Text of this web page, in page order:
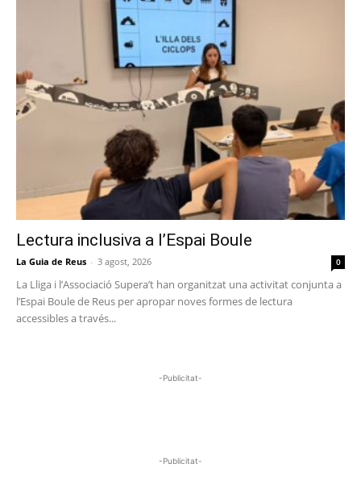
Lectura inclusiva a l’Espai Boule
La Guia de Reus - 3 agost, 2026 0
La Lliga i l’Associació Supera’t han organitzat una activitat conjunta a
l’Espai Boule de Reus per apropar noves formes de lectura
accessibles a través...
-Publicitat-
-Publicitat-